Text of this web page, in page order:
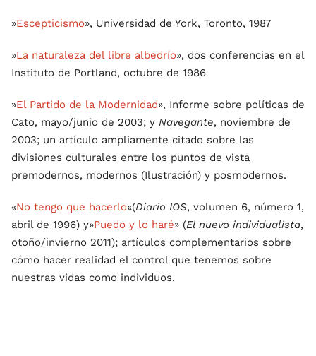
»Escepticismo», Universidad de York, Toronto, 1987
»La naturaleza del libre albedrío», dos conferencias en el
Instituto de Portland, octubre de 1986
»El Partido de la Modernidad», Informe sobre políticas de
Cato, mayo/junio de 2003; y Navegante, noviembre de
2003; un artículo ampliamente citado sobre las
divisiones culturales entre los puntos de vista
premodernos, modernos (Ilustración) y posmodernos.
«No tengo que hacerlo«(Diario IOS, volumen 6, número 1,
abril de 1996) y»Puedo y lo haré» (El nuevo individualista,
otoño/invierno 2011); artículos complementarios sobre
cómo hacer realidad el control que tenemos sobre
nuestras vidas como individuos.